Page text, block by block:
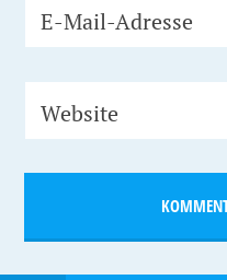
E-Mail-Adresse
Website